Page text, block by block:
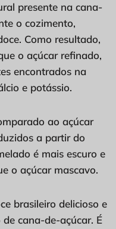
presente na cana-
o cozimento,
Como resultado,
o açúcar refinado,
encontrados na
e potássio.
ao açúcar
a partir do
é mais escuro e
o açúcar mascavo.
brasileiro delicioso e
cana-de-açúcar. É